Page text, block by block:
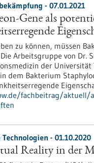
- 07.01.2021
Gene als
zu können, müssen
Arbeitsgruppe von Dr.
der
dem Bakterium
fachbeitrag/aktuell/
- 01.10.2020
Reality in der